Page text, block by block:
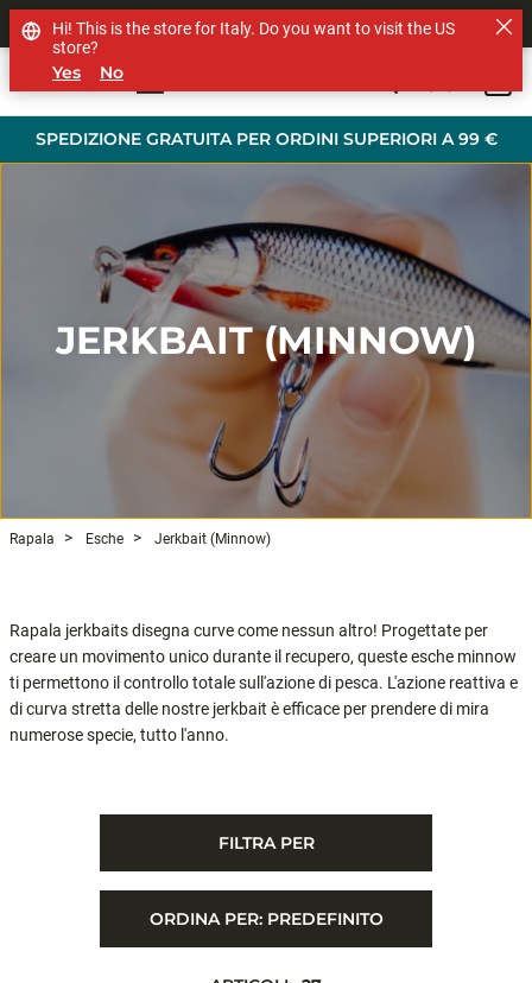
SPEDIZIONE GRATUITA PER ORDINI SUPERIORI A 99 €
SHOP OTHER BRANDS
JERKBAIT (MINNOW)
Rapala Esche Jerkbait (minnow)
Rapala jerkbaits disegna curve come nessun altro! Progettate per
creare un movimento unico durante il recupero, queste esche minnow
ti permettono il controllo totale sull'azione di pesca. L'azione reattiva e
di curva stretta delle nostre jerkbait è efficace per prendere di mira
numerose specie, tutto l'anno.
FILTRA PER
ORDINA PER: PREDEFINITO
Hi! This is the store for Italy. Do you want to visit the US
store?
Yes No